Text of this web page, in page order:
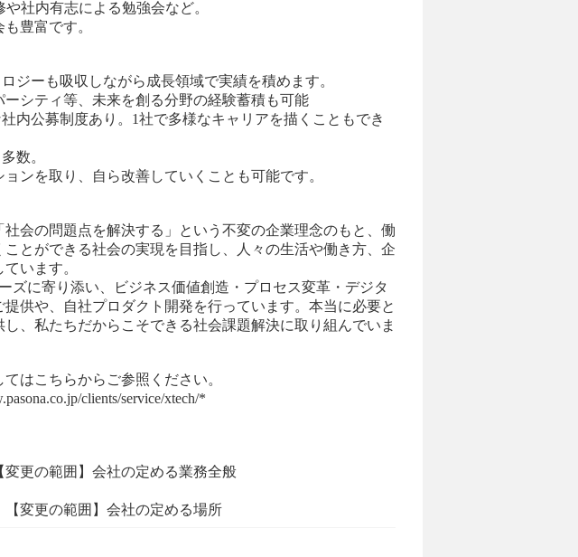
社内有志による勉強会など。
豊富です。
ーも吸収しながら成長領域で実績を積めます。
シティ等、未来を創る分野の経験蓄積も可能
内公募制度あり。1社で多様なキャリアを描くこともでき
数。
ンを取り、自ら改善していくことも可能です。
会の問題点を解決する」という不変の企業理念のもと、働
とができる社会の実現を目指し、人々の生活や働き方、企
います。
ズに寄り添い、ビジネス価値創造・プロセス変革・デジタ
供や、自社プロダクト開発を行っています。本当に必要と
、私たちだからこそできる社会課題解決に取り組んでいま
はこちらからご参照ください。
clients/service/xtech/*
更の範囲】会社の定める業務全般
変更の範囲】会社の定める場所